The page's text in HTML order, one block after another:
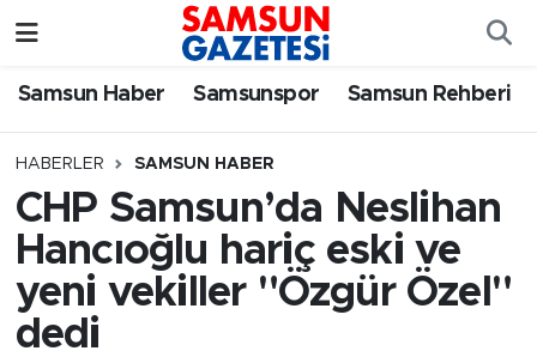
Samsun Haber Samsunspor Samsun Rehberi
HABERLER SAMSUN HABER
CHP Samsun’da Neslihan
Hancıoğlu hariç eski ve
yeni vekiller "Özgür Özel"
dedi
Samsun Haber
Samsun Rehberi
Resmi İlanlar
Samsun Nöbetçi Eczaneler
SAMSUN Namaz Vakitleri
Samsun Trafik Yoğunluk Haritası
Süper Lig Puan Durumu ve Fikstür